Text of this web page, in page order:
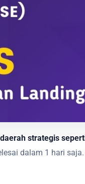
strategis
dalam 1 hari